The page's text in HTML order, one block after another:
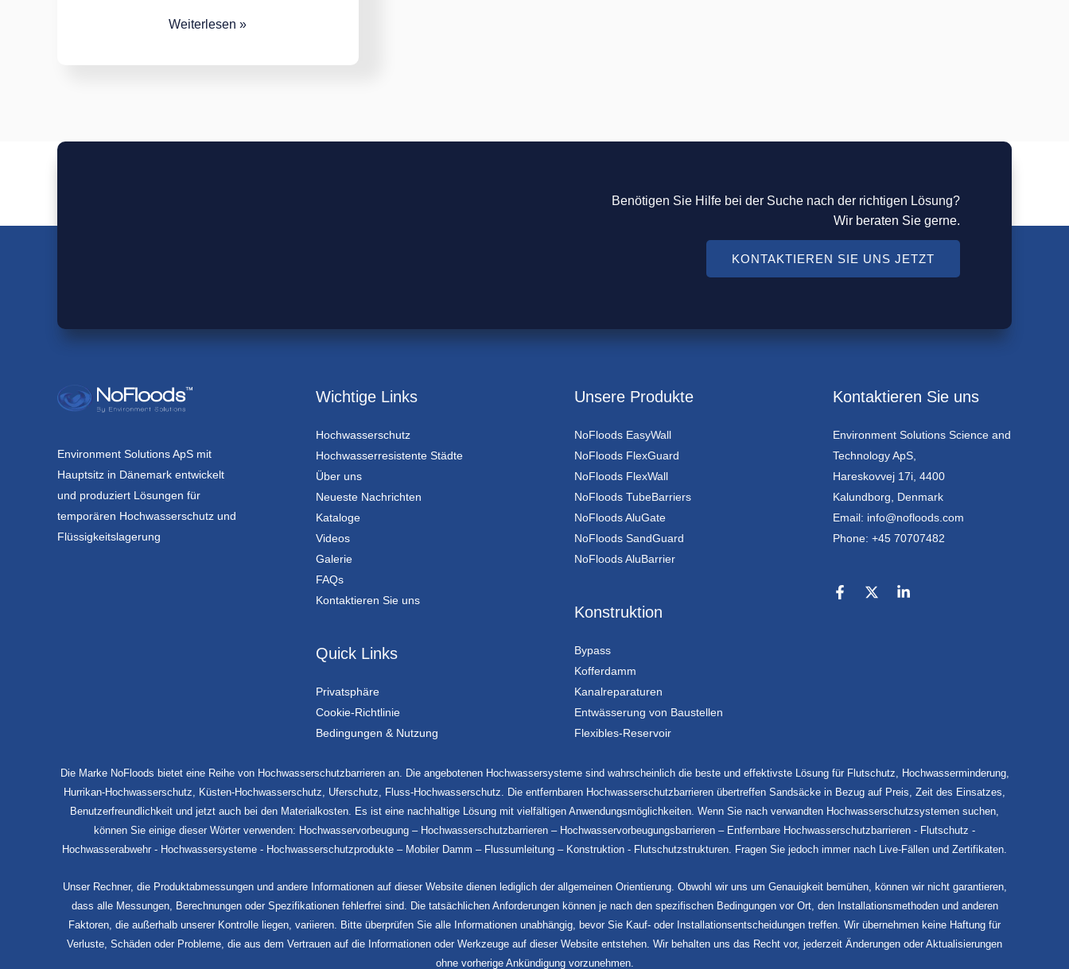
Weiterlesen »
Benötigen Sie Hilfe bei der Suche nach der richtigen Lösung?
Wir beraten Sie gerne.
KONTAKTIEREN SIE UNS JETZT
Environment Solutions ApS mit
Hauptsitz in Dänemark entwickelt
und produziert Lösungen für
temporären Hochwasserschutz und
Flüssigkeitslagerung
Wichtige Links
Hochwasserschutz
Hochwasserresistente Städte
Über uns
Neueste Nachrichten
Kataloge
Videos
Galerie
FAQs
Kontaktieren Sie uns
Quick Links
Privatsphäre
Cookie-Richtlinie
Bedingungen & Nutzung
Unsere Produkte
NoFloods EasyWall
NoFloods FlexGuard
NoFloods FlexWall
NoFloods TubeBarriers
NoFloods AluGate
NoFloods SandGuard
NoFloods AluBarrier
Konstruktion
Bypass
Kofferdamm
Kanalreparaturen
Entwässerung von Baustellen
Flexibles-Reservoir
Kontaktieren Sie uns
Environment Solutions Science and
Technology ApS,
Hareskovvej 17i, 4400
Kalundborg, Denmark
Email: info@nofloods.com
Phone: +45 70707482
Die Marke NoFloods bietet eine Reihe von Hochwasserschutzbarrieren an. Die angebotenen Hochwassersysteme sind wahrscheinlich die beste und effektivste Lösung für Flutschutz, Hochwasserminderung,
Hurrikan-Hochwasserschutz, Küsten-Hochwasserschutz, Uferschutz, Fluss-Hochwasserschutz. Die entfernbaren Hochwasserschutzbarrieren übertreffen Sandsäcke in Bezug auf Preis, Zeit des Einsatzes,
Benutzerfreundlichkeit und jetzt auch bei den Materialkosten. Es ist eine nachhaltige Lösung mit vielfältigen Anwendungsmöglichkeiten. Wenn Sie nach verwandten Hochwasserschutzsystemen suchen,
können Sie einige dieser Wörter verwenden: Hochwasservorbeugung – Hochwasserschutzbarrieren – Hochwasservorbeugungsbarrieren – Entfernbare Hochwasserschutzbarrieren - Flutschutz -
Hochwasserabwehr - Hochwassersysteme - Hochwasserschutzprodukte – Mobiler Damm – Flussumleitung – Konstruktion - Flutschutzstrukturen. Fragen Sie jedoch immer nach Live-Fällen und Zertifikaten.
Unser Rechner, die Produktabmessungen und andere Informationen auf dieser Website dienen lediglich der allgemeinen Orientierung. Obwohl wir uns um Genauigkeit bemühen, können wir nicht garantieren,
dass alle Messungen, Berechnungen oder Spezifikationen fehlerfrei sind. Die tatsächlichen Anforderungen können je nach den spezifischen Bedingungen vor Ort, den Installationsmethoden und anderen
Faktoren, die außerhalb unserer Kontrolle liegen, variieren. Bitte überprüfen Sie alle Informationen unabhängig, bevor Sie Kauf- oder Installationsentscheidungen treffen. Wir übernehmen keine Haftung für
Verluste, Schäden oder Probleme, die aus dem Vertrauen auf die Informationen oder Werkzeuge auf dieser Website entstehen. Wir behalten uns das Recht vor, jederzeit Änderungen oder Aktualisierungen
ohne vorherige Ankündigung vorzunehmen.